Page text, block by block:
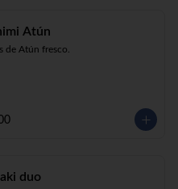
Atún
de Atún fresco.
duo